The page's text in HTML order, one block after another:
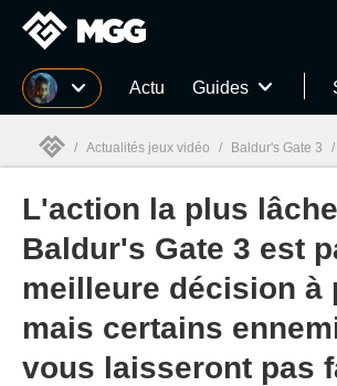
MGG Actu Guides
MGG
/ Actualités jeux vidéo / Baldur's Gate 3 /
L'action la plus
Baldur's Gate 3 est
meilleure décision à
mais certains
vous laisseront pas